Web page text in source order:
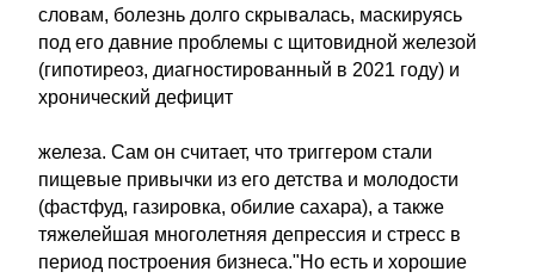
словам, болезнь долго скрывалась, маскируясь
под его давние проблемы с щитовидной железой
(гипотиреоз, диагностированный в 2021 году) и
хронический дефицит
железа. Сам он считает, что триггером стали
пищевые привычки из его детства и молодости
(фастфуд, газировка, обилие сахара), а также
тяжелейшая многолетняя депрессия и стресс в
период построения бизнеса."Но есть и хорошие